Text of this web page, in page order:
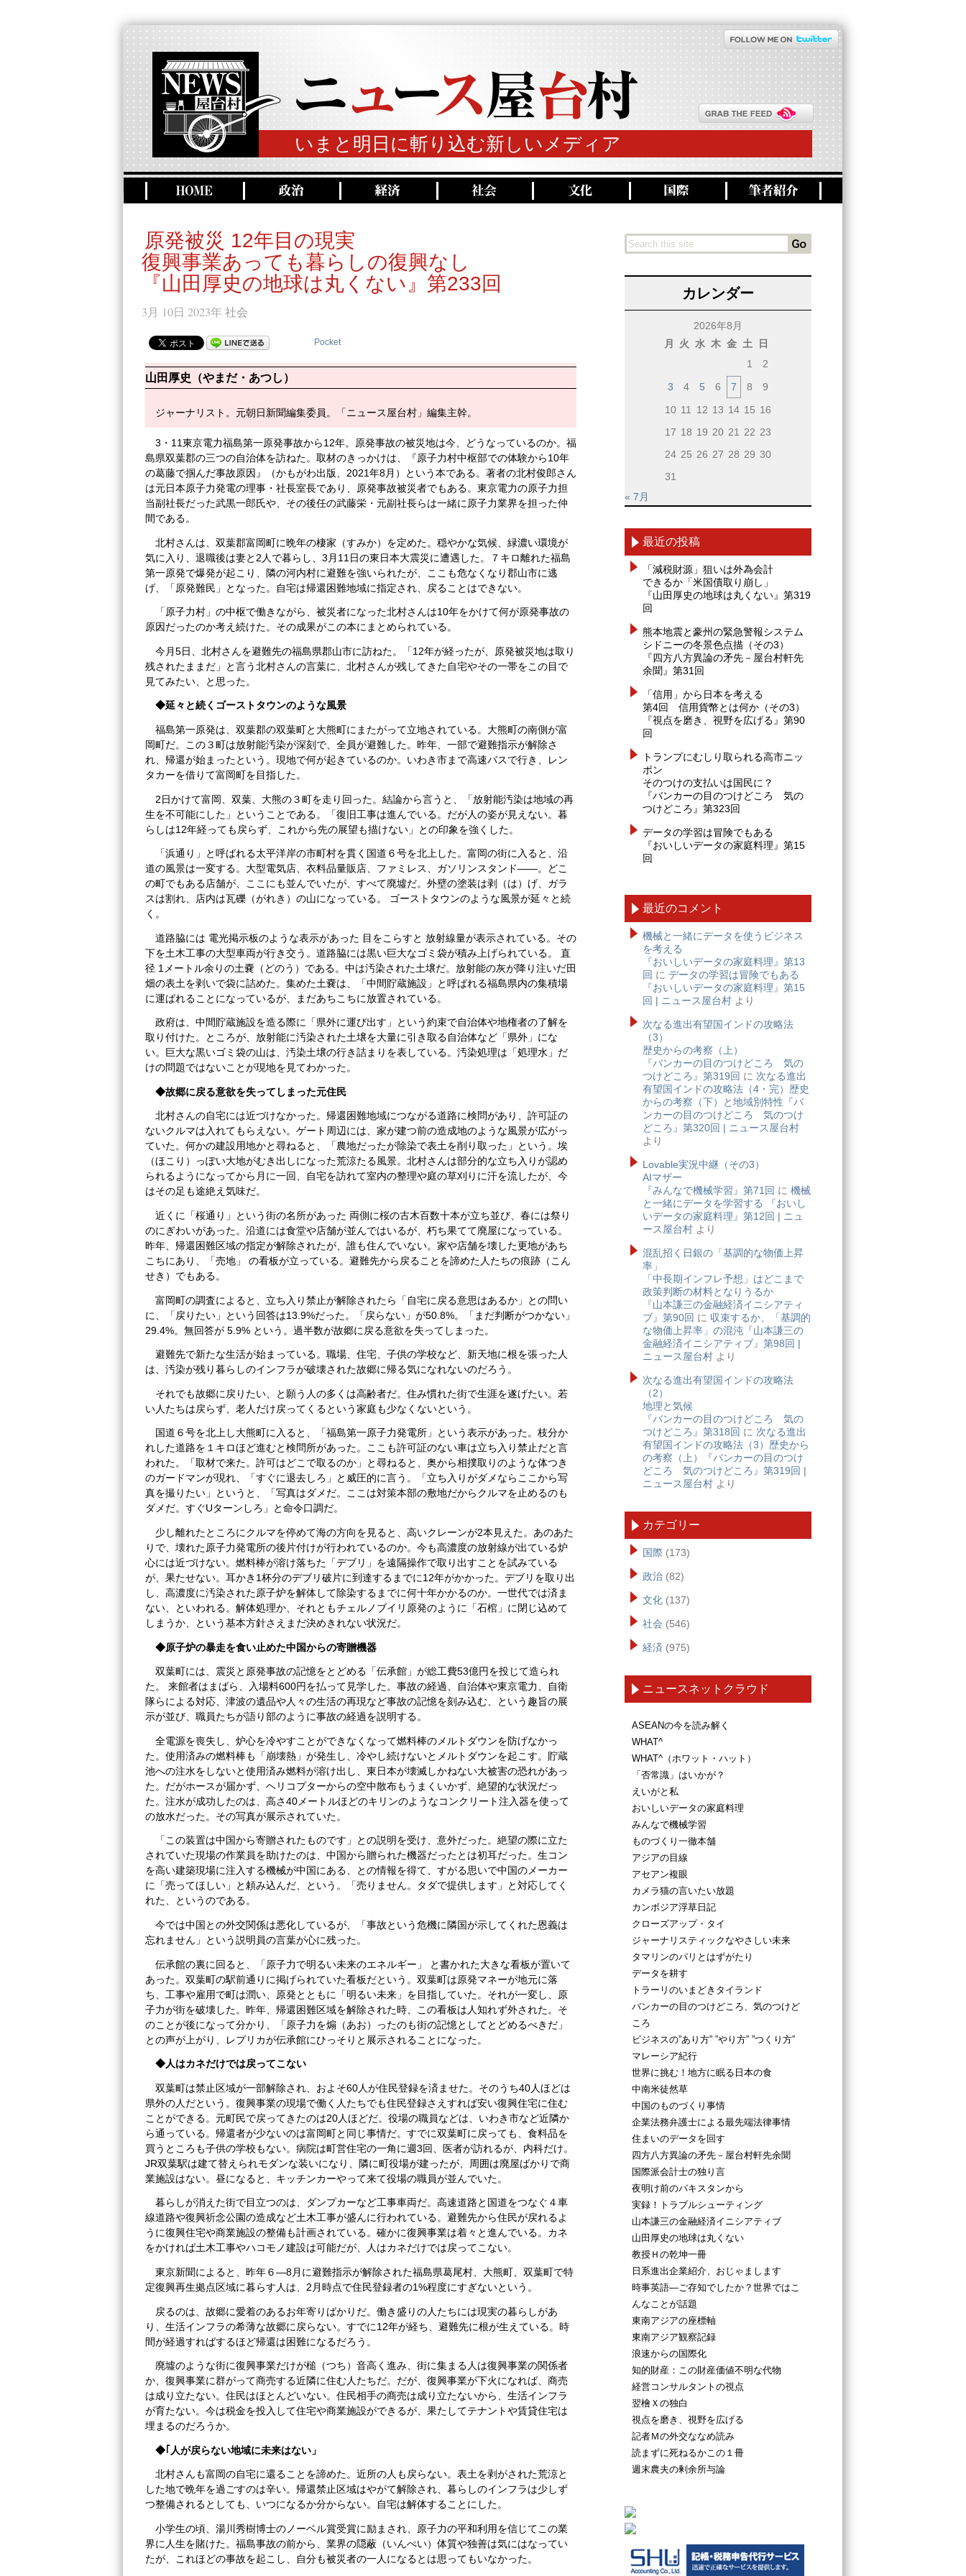
いまと明日に斬り込む新しいメディア
原発被災 12年目の現実
復興事業あっても暮らしの復興なし
『山田厚史の地球は丸くない』第233回
3月 10日 2023年 社会
Pocket
山田厚史（やまだ・あつし）
ジャーナリスト。元朝日新聞編集委員。「ニュース屋台村」編集主幹。
3・11東京電力福島第一原発事故から12年。原発事故の被災地は今、どうなっているのか。福
島県双葉郡の三つの自治体を訪ねた。取材のきっかけは、『原子力村中枢部での体験から10年
の葛藤で掴んだ事故原因』（かもがわ出版、2021年8月）という本である。著者の北村俊郎さん
は元日本原子力発電の理事・社長室長であり、原発事故被災者でもある。東京電力の原子力担
当副社長だった武黒一郎氏や、その後任の武藤栄・元副社長らは一緒に原子力業界を担った仲
間である。
北村さんは、双葉郡富岡町に晩年の棲家（すみか）を定めた。穏やかな気候、緑濃い環境が
気に入り、退職後は妻と2人で暮らし、3月11日の東日本大震災に遭遇した。７キロ離れた福島
第一原発で爆発が起こり、隣の河内村に避難を強いられたが、ここも危なくなり郡山市に逃
げ、「原発難民」となった。自宅は帰還困難地域に指定され、戻ることはできない。
「原子力村」の中枢で働きながら、被災者になった北村さんは10年をかけて何が原発事故の
原因だったのか考え続けた。その成果がこの本にまとめられている。
今月5日、北村さんを避難先の福島県郡山市に訪ねた。「12年が経ったが、原発被災地は取り
残されたままだ」と言う北村さんの言葉に、北村さんが残してきた自宅やその一帯をこの目で
見てみたい、と思った。
◆延々と続くゴーストタウンのような風景
福島第一原発は、双葉郡の双葉町と大熊町にまたがって立地されている。大熊町の南側が富
岡町だ。この３町は放射能汚染が深刻で、全員が避難した。昨年、一部で避難指示が解除さ
れ、帰還が始まったという。現地で何が起きているのか。いわき市まで高速バスで行き、レン
タカーを借りて富岡町を目指した。
2日かけて富岡、双葉、大熊の３町を走り回った。結論から言うと、「放射能汚染は地域の再
生を不可能にした」ということである。「復旧工事は進んでいる。だが人の姿が見えない。暮
らしは12年経っても戻らず、これから先の展望も描けない」との印象を強くした。
「浜通り」と呼ばれる太平洋岸の市町村を貫く国道６号を北上した。富岡の街に入ると、沿
道の風景は一変する。大型電気店、衣料品量販店、ファミレス、ガソリンスタンド――。どこ
の町でもある店舗が、ここにも並んでいたが、すべて廃墟だ。外壁の塗装は剥（は）げ、ガラ
スは割れ、店内は瓦礫（がれき）の山になっている。 ゴーストタウンのような風景が延々と続
く。
道路脇には 電光掲示板のような表示があった 目をこらすと 放射線量が表示されている。その
下を土木工事の大型車両が行き交う。道路脇には黒い巨大なゴミ袋が積み上げられている。 直
径 1メートル余りの土嚢（どのう）である。中は汚染された土壌だ。放射能の灰が降り注いだ田
畑の表土を剥いで袋に詰めた。集めた土嚢は、「中間貯蔵施設」と呼ばれる福島県内の集積場
に運ばれることになっているが、まだあちこちに放置されている。
政府は、中間貯蔵施設を造る際に「県外に運び出す」という約束で自治体や地権者の了解を
取り付けた。ところが、放射能に汚染された土壌を大量に引き取る自治体など「県外」にな
い。巨大な黒いゴミ袋の山は、汚染土壌の行き詰まりを表している。汚染処理は「処理水」だ
けの問題ではないことが現地を見てわかった。
◆故郷に戻る意欲を失ってしまった元住民
北村さんの自宅には近づけなかった。帰還困難地域につながる道路に検問があり、許可証の
ないクルマは入れてもらえない。ゲート周辺には、家が建つ前の造成地のような風景が広がっ
ていた。何かの建設用地かと尋ねると、「農地だったが除染で表土を削り取った」という。埃
（ほこり）っぽい大地がむき出しになった荒涼たる風景。北村さんは部分的な立ち入りが認め
られるようになってから月に一回、自宅を訪れて室内の整理や庭の草刈りに汗を流したが、今
はその足も途絶え気味だ。
近くに「桜通り」という街の名所があった 両側に桜の古木百数十本が立ち並び、春には祭り
のにぎわいがあった。沿道には食堂や店舗が並んではいるが、朽ち果てて廃屋になっている。
昨年、帰還困難区域の指定が解除されたが、誰も住んでいない。家や店舗を壊した更地があち
こちにあり、「売地」 の看板が立っている。避難先から戻ることを諦めた人たちの痕跡（こん
せき）でもある。
富岡町の調査によると、立ち入り禁止が解除されたら「自宅に戻る意思はあるか」との問い
に、「戻りたい」という回答は13.9%だった。「戻らない」が50.8%。「まだ判断がつかない」
29.4%。無回答が 5.9% という。過半数が故郷に戻る意欲を失ってしまった。
避難先で新たな生活が始まっている。職場、住宅、子供の学校など、新天地に根を張った人
は、汚染が残り暮らしのインフラが破壊された故郷に帰る気になれないのだろう。
それでも故郷に戻りたい、と願う人の多くは高齢者だ。住み慣れた街で生涯を遂げたい。若
い人たちは戻らず、老人だけ戻ってくるという家庭も少なくないという。
国道６号を北上し大熊町に入ると、「福島第一原子力発電所」という表示があった。枝分か
れした道路を１キロほど進むと検問所があった。ここも許可証のない車は立ち入り禁止だと言
われた。「取材で来た。許可はどこで取るのか」と尋ねると、奥から相撲取りのような体つき
のガードマンが現れ、「すぐに退去しろ」と威圧的に言う。「立ち入りがダメならここから写
真を撮りたい」というと、「写真はダメだ。ここは対策本部の敷地だからクルマを止めるのも
ダメだ。すぐUターンしろ」と命令口調だ。
少し離れたところにクルマを停めて海の方向を見ると、高いクレーンが2本見えた。あのあた
りで、壊れた原子力発電所の後片付けが行われているのか。今も高濃度の放射線が出ている炉
心には近づけない。燃料棒が溶け落ちた「デブリ」を遠隔操作で取り出すことを試みている
が、果たせない。耳かき1杯分のデブリ破片に到達するまでに12年がかかった。デブリを取り出
し、高濃度に汚染された原子炉を解体して除染するまでに何十年かかるのか。一世代では済ま
ない、といわれる。解体処理か、それともチェルノブイリ原発のように「石棺」に閉じ込めて
しまうか、という基本方針さえまだ決めきれない状況だ。
◆原子炉の暴走を食い止めた中国からの寄贈機器
双葉町には、震災と原発事故の記憶をとどめる「伝承館」が総工費53億円を投じて造られ
た。 来館者はまばら、入場料600円を払って見学した。事故の経過、自治体や東京電力、自衛
隊らによる対応、津波の遺品や人々の生活の再現など事故の記憶を刻み込む、という趣旨の展
示が並び、職員たちが語り部のように事故の経過を説明する。
全電源を喪失し、炉心を冷やすことができなくなって燃料棒のメルトダウンを防げなかっ
た。使用済みの燃料棒も「崩壊熱」が発生し、冷やし続けないとメルトダウンを起こす。貯蔵
池への注水をしないと使用済み燃料が溶け出し、東日本が壊滅しかねない大被害の恐れがあっ
た。だがホースが届かず、ヘリコプターからの空中散布もうまくいかず、絶望的な状況だっ
た。注水が成功したのは、高さ40メートルほどのキリンのようなコンクリート注入器を使って
の放水だった。その写真が展示されていた。
「この装置は中国から寄贈されたものです」との説明を受け、意外だった。絶望の際に立た
されていた現場の作業員を助けたのは、中国から贈られた機器だったとは初耳だった。生コン
を高い建築現場に注入する機械が中国にある、との情報を得て、すがる思いで中国のメーカー
に「売ってほしい」と頼み込んだ、という。「売りません。タダで提供します」と対応してく
れた、というのである。
今では中国との外交関係は悪化しているが、「事故という危機に隣国が示してくれた恩義は
忘れません」という説明員の言葉が心に残った。
伝承館の裏に回ると、「原子力で明るい未来のエネルギー」 と書かれた大きな看板が置いて
あった。双葉町の駅前通りに掲げられていた看板だという。双葉町は原発マネーが地元に落
ち、工事や雇用で町は潤い、原発とともに「明るい未来」を目指していた。それが一変し、原
子力が街を破壊した。昨年、帰還困難区域を解除された時、この看板は人知れず外された。そ
のことが後になって分かり、「原子力を煽（あお）ったのも街の記憶としてとどめるべきだ」
との声が上がり、レプリカが伝承館にひっそりと展示されることになった。
◆人はカネだけでは戻ってこない
双葉町は禁止区域が一部解除され、およそ60人が住民登録を済ませた。そのうち40人ほどは
県外の人だという。復興事業の現場で働く人たちでも住民登録さえすれば安い復興住宅に住む
ことができる。元町民で戻ってきたのは20人ほどだ。役場の職員などは、いわき市など近隣か
ら通っている。帰還者が少ないのは富岡町と同じ事情だ。すでに双葉町に戻っても、食料品を
買うところも子供の学校もない。病院は町営住宅の一角に週3回、医者が訪れるが、内科だけ。
JR双葉駅は建て替えられモダンな装いになり、隣に町役場が建ったが、周囲は廃屋ばかりで商
業施設はない。昼になると、キッチンカーやって来て役場の職員が並んでいた。
暮らしが消えた街で目立つのは、ダンプカーなど工事車両だ。高速道路と国道をつなぐ４車
線道路や復興祈念公園の造成など土木工事が盛んに行われている。避難先から住民が戻れるよ
うに復興住宅や商業施設の整備も計画されている。確かに復興事業は着々と進んでいる。カネ
をかければ土木工事やハコモノ建設は可能だが、人はカネだけでは戻ってこない。
東京新聞によると、昨年６―8月に避難指示が解除された福島県葛尾村、大熊町、双葉町で特
定復興再生拠点区域に暮らす人は、2月時点で住民登録者の1%程度にすぎないという。
戻るのは、故郷に愛着のあるお年寄りばかりだ。働き盛りの人たちには現実の暮らしがあ
り、生活インフラの希薄な故郷に戻らない。すでに12年が経ち、避難先に根が生えている。時
間が経過すればするほど帰還は困難になるだろう。
廃墟のような街に復興事業だけが槌（つち）音高く進み、街に集まる人は復興事業の関係者
か、復興事業に群がって商売する近隣に住む人たちだ。だが、復興事業が下火になれば、商売
は成り立たない。住民はほとんどいない。住民相手の商売は成り立たないから、生活インフラ
が育たない。今は税金を投入して住宅や商業施設ができるが、果たしてテナントや賃貸住宅は
埋まるのだろうか。
◆｢人が戻らない地域に未来はない」
北村さんも富岡の自宅に還ることを諦めた。近所の人も戻らない。表土を剥がされた荒涼と
した地で晩年を過ごすのは辛い。帰還禁止区域はやがて解除され、暮らしのインフラは少しず
つ整備されるとしても、いつになるか分からない。自宅は解体することにした。
小学生の頃、湯川秀樹博士のノーベル賞受賞に励まされ、原子力の平和利用を信じてこの業
界に人生を賭けた。福島事故の前から、業界の隠蔽（いんぺい）体質や独善は気にはなってい
たが、これほどの事故を起こし、自分も被災者の一人になるとは思ってもいなかった。
カレンダー
2026年8月
月
火 水 木 金 土
日
1
2
3
4 5 6 7 8
9
10 11 12 13 14 15 16
17 18 19 20 21 22 23
24 25 26 27 28 29 30
31
« 7月
最近の投稿
「減税財源」狙いは外為会計
できるか「米国債取り崩し」
『山田厚史の地球は丸くない』第319
回
熊本地震と豪州の緊急警報システム
シドニーの冬景色点描（その3）
『四方八方異論の矛先－屋台村軒先
余聞』第31回
「信用」から日本を考える
第4回 信用貨幣とは何か（その3）
『視点を磨き、視野を広げる』第90
回
トランプにむしり取られる高市ニッ
ポン
そのつけの支払いは国民に？
『バンカーの目のつけどころ 気の
つけどころ』第323回
データの学習は冒険でもある
『おいしいデータの家庭料理』第15
回
最近のコメント
機械と一緒にデータを使うビジネス
を考える
『おいしいデータの家庭料理』第13
回 に データの学習は冒険でもある
『おいしいデータの家庭料理』第15
回 | ニュース屋台村 より
次なる進出有望国インドの攻略法
（3）
歴史からの考察（上）
『バンカーの目のつけどころ 気の
つけどころ』第319回 に 次なる進出
有望国インドの攻略法（4・完）歴史
からの考察（下）と地域別特性『バ
ンカーの目のつけどころ 気のつけ
どころ』第320回 | ニュース屋台村
より
Lovable実況中継（その3）
AIマザー
『みんなで機械学習』第71回 に 機械
と一緒にデータを学習する 『おいし
いデータの家庭料理』第12回 | ニュ
ース屋台村 より
混乱招く日銀の「基調的な物価上昇
率」
「中長期インフレ予想」はどこまで
政策判断の材料となりうるか
『山本謙三の金融経済イニシアティ
ブ』第90回 に 収束するか、「基調的
な物価上昇率」の混沌『山本謙三の
金融経済イニシアティブ』第98回 |
ニュース屋台村 より
次なる進出有望国インドの攻略法
（2）
地理と気候
『バンカーの目のつけどころ 気の
つけどころ』第318回 に 次なる進出
有望国インドの攻略法（3）歴史から
の考察（上）『バンカーの目のつけ
どころ 気のつけどころ』第319回 |
ニュース屋台村 より
カテゴリー
国際 (173)
政治 (82)
文化 (137)
社会 (546)
経済 (975)
ニュースネットクラウド
ASEANの今を読み解く
WHAT^
WHAT^（ホワット・ハット）
「否常識」はいかが？
えいがと私
おいしいデータの家庭料理
みんなで機械学習
ものづくり一徹本舗
アジアの目線
アセアン複眼
カメラ猫の言いたい放題
カンボジア浮草日記
クローズアップ・タイ
ジャーナリスティックなやさしい未来
タマリンのパリとはずがたり
データを耕す
トラーリのいまどきタイランド
バンカーの目のつけどころ、気のつけど
ころ
ビジネスの”あり方” ”やり方” ”つくり方”
マレーシア紀行
世界に挑む！地方に眠る日本の食
中南米徒然草
中国のものづくり事情
企業法務弁護士による最先端法律事情
住まいのデータを回す
四方八方異論の矛先－屋台村軒先余聞
国際派会計士の独り言
夜明け前のパキスタンから
実録！トラブルシューティング
山本謙三の金融経済イニシアティブ
山田厚史の地球は丸くない
教授Ｈの乾坤一冊
日系進出企業紹介、おじゃまします
時事英語―ご存知でしたか？世界ではこ
んなことが話題
東南アジアの座標軸
東南アジア観察記録
浪速からの国際化
知的財産：この財産価値不明な代物
経営コンサルタントの視点
翌檜Ｘの独白
視点を磨き、視野を広げる
記者Ｍの外交ななめ読み
読まずに死ねるかこの１冊
週末農夫の剰余所与論